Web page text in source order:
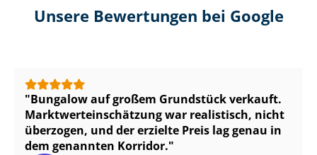
Unsere Bewertungen bei Google
Bungalow auf großem Grundstück verkauft.
Markt­wert­ein­schät­zung war realistisch, nicht
überzogen, und der erzielte Preis lag genau in
dem genannten Korridor.